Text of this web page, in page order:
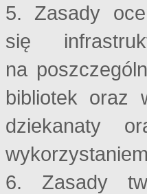
5. Zasady
się
na
bibliotek oraz
dziekanaty
6. Zasady